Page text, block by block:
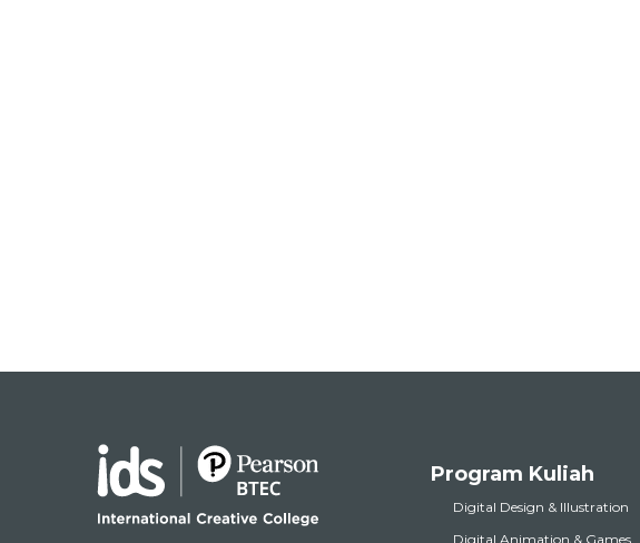
Program Kuliah
Digital Design & Illustration
Digital Animation & Games